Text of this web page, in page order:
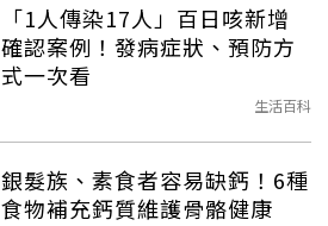
「1人傳染17人」百日咳新增
確認案例！發病症狀、預防方
式一次看
生活百科
銀髮族、素食者容易缺鈣！6種
食物補充鈣質維護骨骼健康